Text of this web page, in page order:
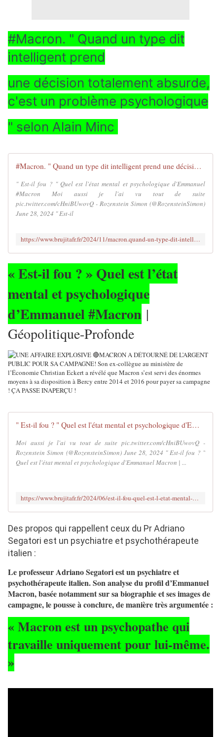
#Macron. " Quand un type dit
intelligent prend
une décision totalement absurde,
c'est un problème psychologique
" selon Alain Minc
#Macron. " Quand un type dit intelligent prend une décision totalement absurde, c'est un problème psychologique " selon Alain Minc - MOINS de BIENS PLUS de LIENS
" Est-il fou ? " Quel est l'état mental et psychologique d'Emmanuel
#Macron Moi aussi je l'ai vu tout de suite
pic.twitter.com/cHniBUwovQ - Rozenstein Simon (@RozensteinSimon)
June 28, 2024 " Est-il
https://www.brujitafr.fr/2024/11/macron.quand-un-type-dit-intelligent-prend-une-decision-totalement-absurde-c-est-un-probleme-psychologique-selon-alain-minc.html
« Est-il fou ? » Quel est l’état
mental et psychologique
d’Emmanuel #Macron |
Géopolitique-Profonde
" Est-il fou ? " Quel est l'état mental et psychologique d'Emmanuel #Macron | Géopolitique-Profonde - MOINS de BIENS PLUS de LIENS
Moi aussi je l'ai vu tout de suite pic.twitter.com/cHniBUwovQ -
Rozenstein Simon (@RozensteinSimon) June 28, 2024 " Est-il fou ? "
Quel est l'état mental et psychologique d'Emmanuel Macron | ...
https://www.brujitafr.fr/2024/06/est-il-fou-quel-est-l-etat-mental-et-psychologique-d-emmanuel-macron-geopolitique-profonde.html
Des propos qui rappellent ceux du Pr Adriano
Segatori est un psychiatre et psychothérapeute
italien :
Le professeur Adriano Segatori est un psychiatre et
psychothérapeute italien. Son analyse du profil d’Emmanuel
Macron, basée notamment sur sa biographie et ses images de
campagne, le pousse à conclure, de manière très argumentée :
« Macron est un psychopathe qui
travaille uniquement pour lui-même.
»